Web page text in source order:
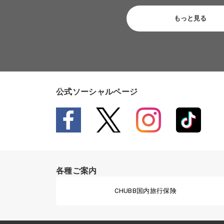
もっと見る
公式ソーシャルページ
各種ご案内
CHUBB国内旅行保険